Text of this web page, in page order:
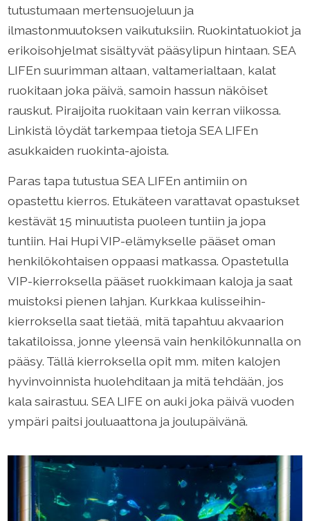
tutustumaan mertensuojeluun ja
ilmastonmuutoksen vaikutuksiin. Ruokintatuokiot ja
erikoisohjelmat sisältyvät pääsylipun hintaan. SEA
LIFEn suurimman altaan, valtamerialtaan, kalat
ruokitaan joka päivä, samoin hassun näköiset
rauskut. Piraijoita ruokitaan vain kerran viikossa.
Linkistä löydät tarkempaa tietoja SEA LIFEn
asukkaiden ruokinta-ajoista.
Paras tapa tutustua SEA LIFEn antimiin on
opastettu kierros. Etukäteen varattavat opastukset
kestävät 15 minuutista puoleen tuntiin ja jopa
tuntiin. Hai Hupi VIP-elämykselle pääset oman
henkilökohtaisen oppaasi matkassa. Opastetulla
VIP-kierroksella pääset ruokkimaan kaloja ja saat
muistoksi pienen lahjan. Kurkkaa kulisseihin-
kierroksella saat tietää, mitä tapahtuu akvaarion
takatiloissa, jonne yleensä vain henkilökunnalla on
pääsy. Tällä kierroksella opit mm. miten kalojen
hyvinvoinnista huolehditaan ja mitä tehdään, jos
kala sairastuu. SEA LIFE on auki joka päivä vuoden
ympäri paitsi jouluaattona ja joulupäivänä.